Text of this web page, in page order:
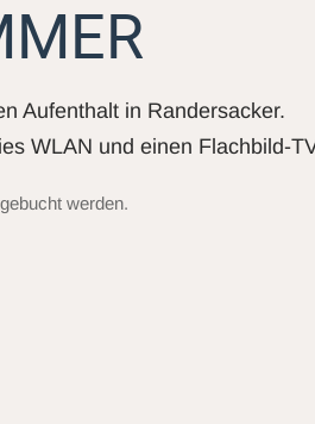
Aufenthalt in Randersacker.
WLAN und einen Flachbild-
werden.